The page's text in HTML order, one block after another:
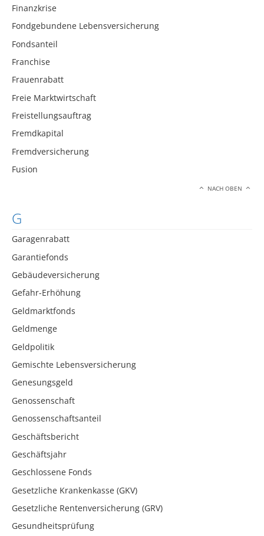
Finanzkrise
Fondgebundene Lebensversicherung
Fondsanteil
Franchise
Frauenrabatt
Freie Marktwirtschaft
Freistellungsauftrag
Fremdkapital
Fremdversicherung
Fusion
NACH OBEN
G
Garagenrabatt
Garantiefonds
Gebäudeversicherung
Gefahr-Erhöhung
Geldmarktfonds
Geldmenge
Geldpolitik
Gemischte Lebensversicherung
Genesungsgeld
Genossenschaft
Genossenschaftsanteil
Geschäftsbericht
Geschäftsjahr
Geschlossene Fonds
Gesetzliche Krankenkasse (GKV)
Gesetzliche Rentenversicherung (GRV)
Gesundheitsprüfung